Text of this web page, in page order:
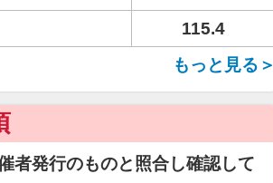
115.4
もっと見る＞
者発行のものと照合し確認して